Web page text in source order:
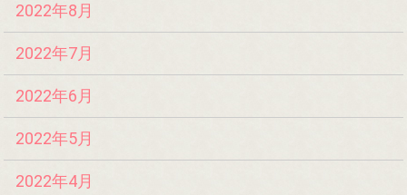
2022年8月
2022年7月
2022年6月
2022年5月
2022年4月